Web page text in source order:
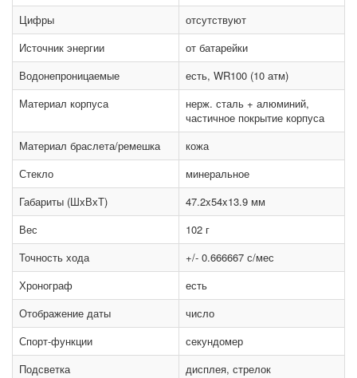
Цифры
отсутствуют
Источник энергии
от батарейки
Водонепроницаемые
есть, WR100 (10 атм)
Материал корпуса
нерж. сталь + алюминий,
частичное покрытие корпуса
Материал браслета/ремешка
кожа
Стекло
минеральное
Габариты (ШхВхТ)
47.2x54x13.9 мм
Вес
102 г
Точность хода
+/- 0.666667 с/мес
Хронограф
есть
Отображение даты
число
Спорт-функции
секундомер
Подсветка
дисплея, стрелок